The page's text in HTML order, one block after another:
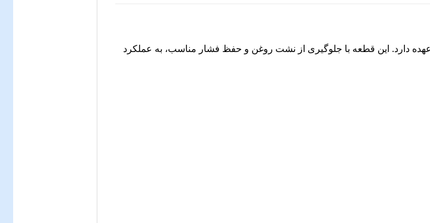
دارد. این قطعه با جلوگیری از نشت روغن و حفظ فشار مناسب، به عملکرد